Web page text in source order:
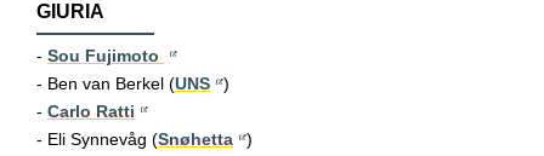
GIURIA
- Sou Fujimoto
- Ben van Berkel (UNS
)
- Carlo Ratti
- Eli Synnevåg (Snøhetta
)